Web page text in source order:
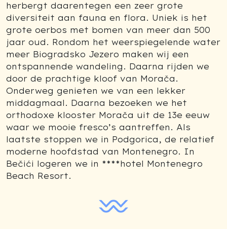
herbergt daarentegen een zeer grote
diversiteit aan fauna en flora. Uniek is het
grote oerbos met bomen van meer dan 500
jaar oud. Rondom het weerspiegelende water
meer Biogradsko Jezero maken wij een
ontspannende wandeling. Daarna rijden we
door de prachtige kloof van Morača.
Onderweg genieten we van een lekker
middagmaal. Daarna bezoeken we het
orthodoxe klooster Morača uit de 13e eeuw
waar we mooie fresco’s aantreffen. Als
laatste stoppen we in Podgorica, de relatief
moderne hoofdstad van Montenegro. In
Bečići logeren we in ****hotel Montenegro
Beach Resort.